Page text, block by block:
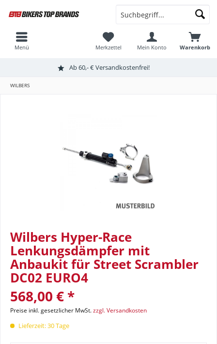
Ab 60,- € Versandkostenfrei!
Warenkorb
Merkzettel Mein Konto
Menü
WILBERS
Wilbers Hyper-Race
Lenkungsdämpfer mit
Anbaukit für Street Scrambler
DC02 EURO4
568,00 € *
Preise inkl. gesetzlicher MwSt.zzgl. Versandkosten
Lieferzeit: 30 Tage